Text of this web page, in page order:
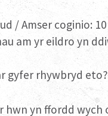
/ Amser coginio:
am yr eildro yn
gyfer rhywbryd
hwn yn ffordd